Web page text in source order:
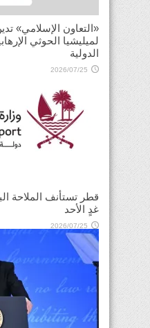
«التعاون الإسلامي»
لميليشيا الحوثي
الدولية
2026/07/25
قطر تستأنف الملاحة
غدٍ الأحد
2026/07/25